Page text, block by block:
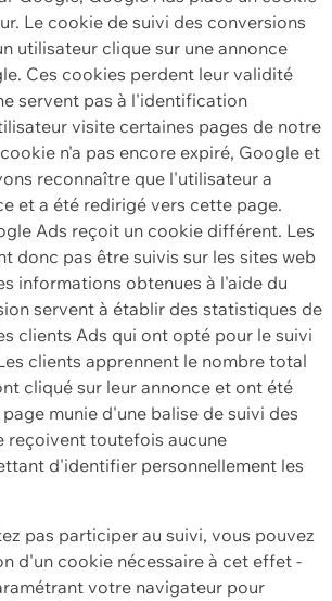
Le cookie de suivi des conversions
utilisateur clique sur une annonce
Ces cookies perdent leur validité
servent pas à l'identification
visite certaines pages de notre
n'a pas encore expiré, Google et
reconnaître que l'utilisateur a
et a été redirigé vers cette page.
Ads reçoit un cookie différent. Les
donc pas être suivis sur les sites web
informations obtenues à l'aide du
servent à établir des statistiques de
clients Ads qui ont opté pour le suivi
clients apprennent le nombre total
cliqué sur leur annonce et ont été
munie d'une balise de suivi des
reçoivent toutefois aucune
d'identifier personnellement les
pas participer au suivi, vous pouvez
d'un cookie nécessaire à cet effet -
votre navigateur pour